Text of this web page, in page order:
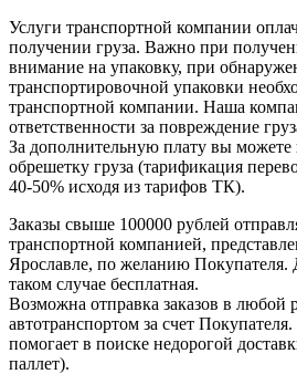
Услуги транспортной компании
получении груза. Важно при
внимание на упаковку, при
транспортировочной упаковки
транспортной компании. Наша
ответственности за повреждение
За дополнительную плату вы можете
обрешетку груза (тарификация
40-50% исходя из тарифов ТК).
Заказы свыше 100000 рублей
транспортной компанией,
Ярославле, по желанию Покупателя.
таком случае бесплатная.
Возможна отправка заказов в
автотранспортом за счет
помогает в поиске недорогой
паллет).